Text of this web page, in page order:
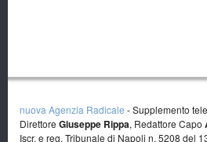
nuova Agenzia Radicale - Supplemento
Direttore Giuseppe Rippa, Redattore Capo
Iscr. e reg. Tribunale di Napoli n. 5208 del